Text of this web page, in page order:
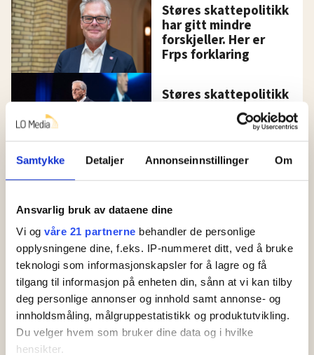
Samtykke Detaljer Annonseinnstillinger Om
Ansvarlig bruk av dataene dine
Vi og våre 21 partnerne behandler de personlige
opplysningene dine, f.eks. IP-nummeret ditt, ved å bruke
teknologi som informasjonskapsler for å lagre og få
tilgang til informasjon på enheten din, sånn at vi kan tilby
deg personlige annonser og innhold samt annonse- og
innholdsmåling, målgruppestatistikk og produktutvikling.
Du velger hvem som bruker dine data og i hvilke
hensikter.
Støres skattepolitikk
har gitt mindre
forskjeller. Her er
Frps forklaring
Støres skattepolitikk
Kronikk
at DNB skal bli rike på